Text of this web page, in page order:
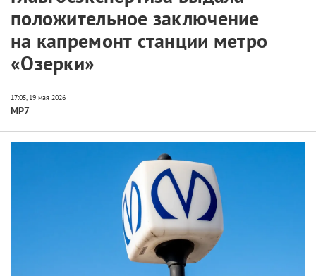
положительное заключение
на капремонт станции метро
«Озерки»
МР7